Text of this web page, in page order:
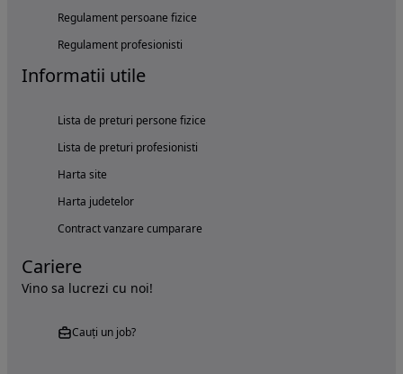
Regulament persoane fizice
Regulament profesionisti
Informatii utile
Lista de preturi persone fizice
Lista de preturi profesionisti
Harta site
Harta judetelor
Contract vanzare cumparare
Cariere
Vino sa lucrezi cu noi!
Cauți un job?